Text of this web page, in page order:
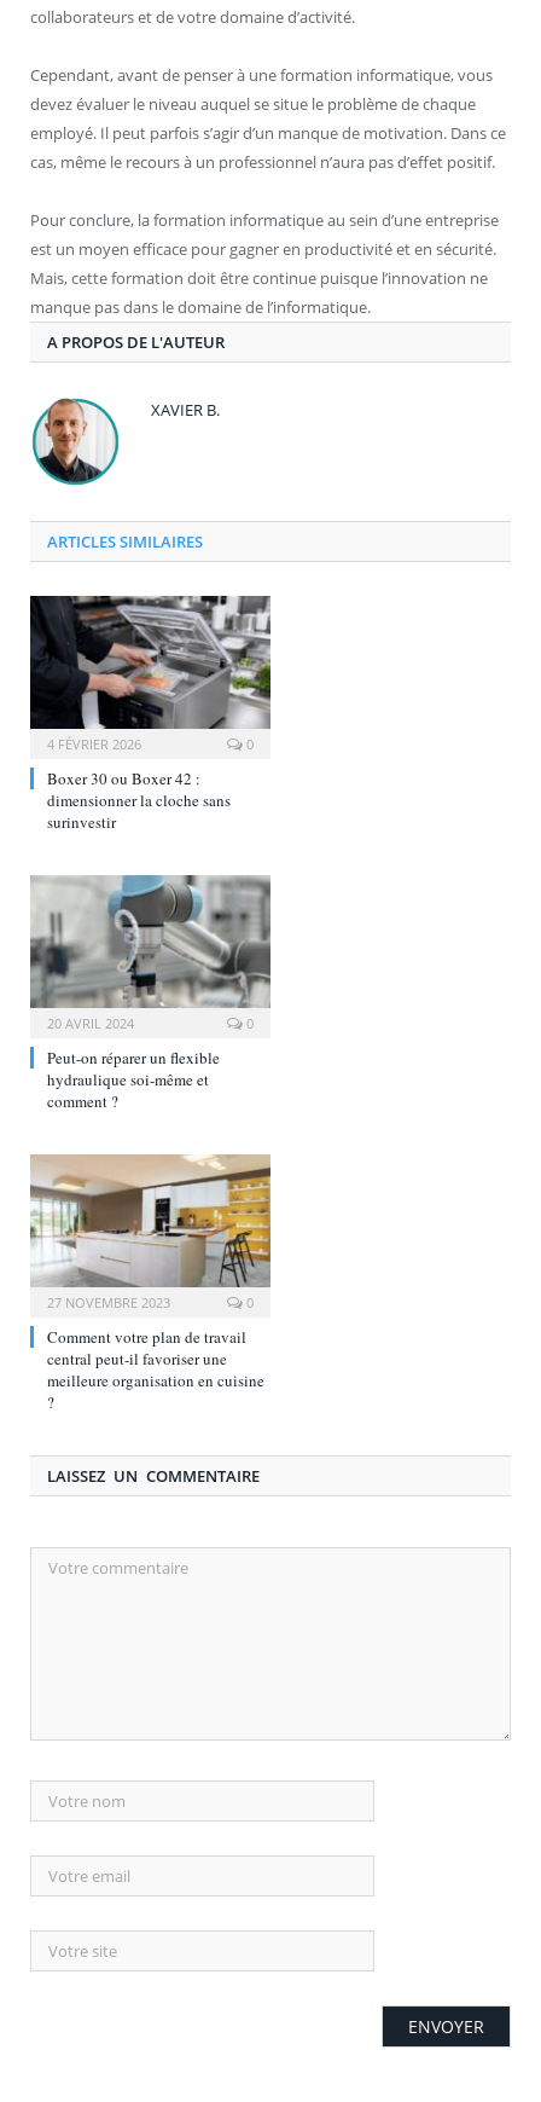
collaborateurs et de votre domaine d’activité.
Cependant, avant de penser à une formation informatique, vous
devez évaluer le niveau auquel se situe le problème de chaque
employé. Il peut parfois s’agir d’un manque de motivation. Dans ce
cas, même le recours à un professionnel n’aura pas d’effet positif.
Pour conclure, la formation informatique au sein d’une entreprise
est un moyen efficace pour gagner en productivité et en sécurité.
Mais, cette formation doit être continue puisque l’innovation ne
manque pas dans le domaine de l’informatique.
A PROPOS DE L'AUTEUR
XAVIER B.
ARTICLES SIMILAIRES
4 FÉVRIER 2026 0
Boxer 30 ou Boxer 42 :
dimensionner la cloche sans
surinvestir
20 AVRIL 2024 0
Peut-on réparer un flexible
hydraulique soi-même et
comment ?
27 NOVEMBRE 2023 0
Comment votre plan de travail
central peut-il favoriser une
meilleure organisation en cuisine
?
LAISSEZ UN COMMENTAIRE